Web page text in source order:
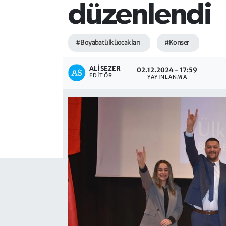
düzenlendi
#Boyabatülküocakları #Konser
ALI SEZER
EDITÖR
02.12.2024 - 17:59
YAYINLANMA